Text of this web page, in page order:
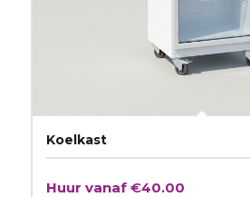
Koelkast
Huur vanaf €40.00